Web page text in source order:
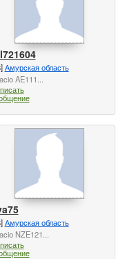
Амурская область
AE111...
Амурская область
NZE121...